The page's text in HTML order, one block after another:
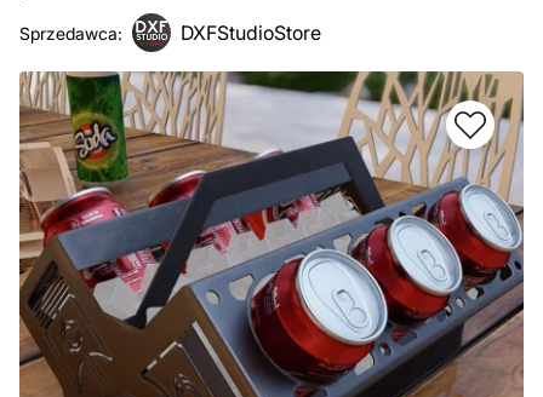
Sprzedawca: DXFStudioStore